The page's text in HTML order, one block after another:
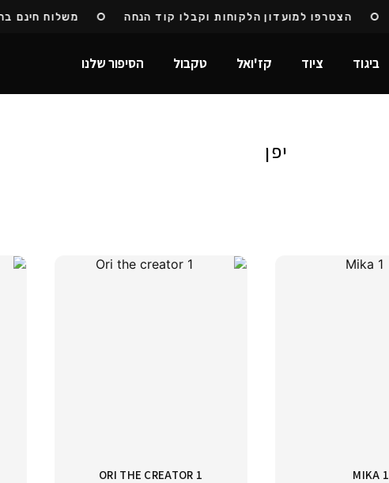
משלוח חינם הצטרפו למועדון הלקוחות וקבלו קוד הנחה
ביגוד ציוד קז'ואל טקבול הסיפור שלנו
יפן
MIKA 1
ORI THE CREATOR 1